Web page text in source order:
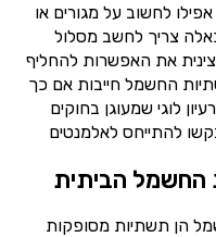
לחשוב על מגורים או
צריך לחשב מסלול
את האפשרות להחליף
החשמל חייבות אם כך
לוגי שמעוגן בחוקים
להתייחס לאלמנטים
החשמל הביתית
הן תשתיות מסופקות